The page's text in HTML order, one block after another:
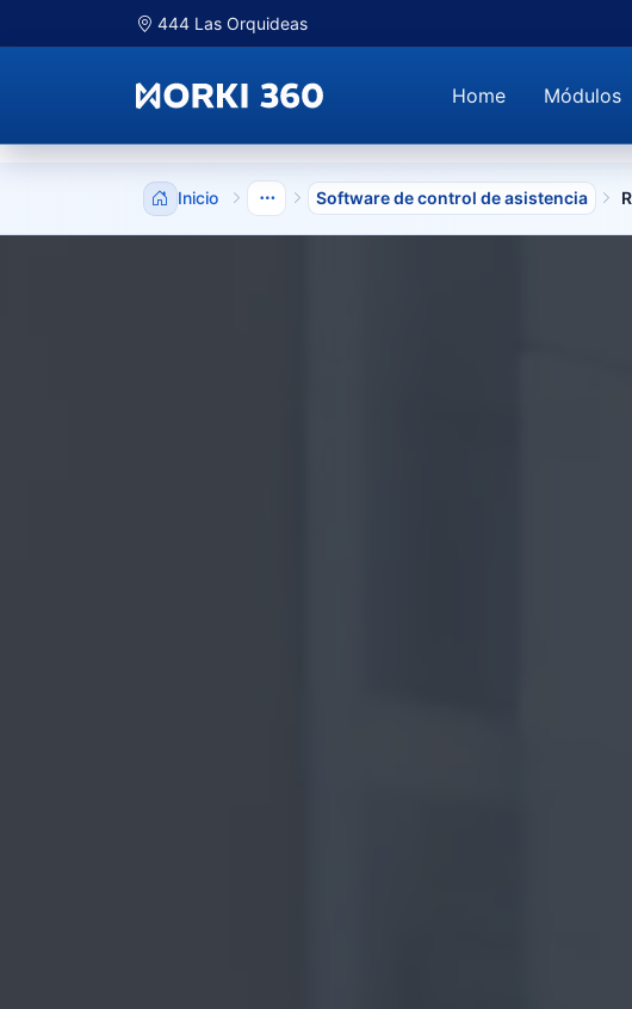
444 Las Orquideas
Home Módulos
Inicio Mostrar niveles anteriores
Software de control de asistencia